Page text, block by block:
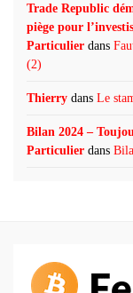
Trade Republic
piège pour
Particulier dans
(2)
Thierry dans Le
Bilan 2024 –
Particulier dans